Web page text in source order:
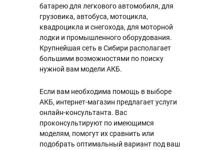
батарею для легкового автомобиля, для
грузовика, автобуса, мотоцикла,
квадроцикла и снегохода, для моторной
лодки и промышленного оборудования.
Крупнейшая сеть в Сибири располагает
большими возможностями по поиску
нужной вам модели АКБ.
Если вам необходима помощь в выборе
АКБ, интернет-магазин предлагает услуги
онлайн-консультанта. Вас
проконсультируют по имеющимся
моделям, помогут их сравнить или
подобрать оптимальный вариант под ваш